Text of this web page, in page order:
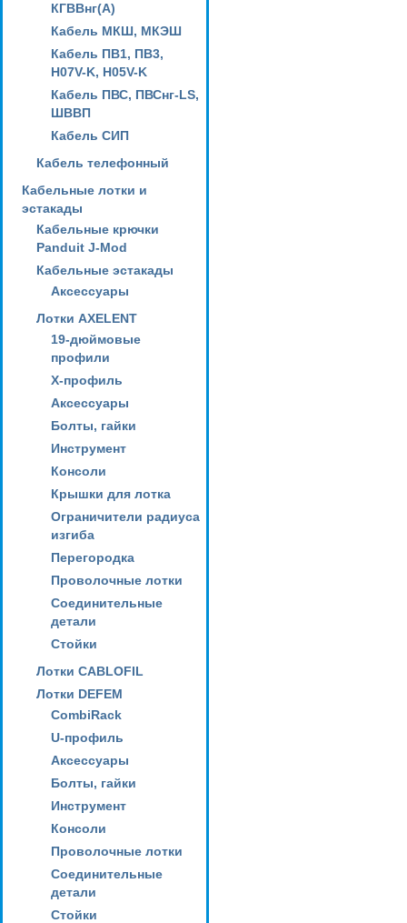
КГВВнг(А)
Кабель МКШ, МКЭШ
Кабель ПВ1, ПВ3,
H07V-K, H05V-K
Кабель ПВС, ПВСнг-LS,
ШВВП
Кабель СИП
Кабель телефонный
Кабельные лотки и
эстакады
Кабельные крючки
Panduit J-Mod
Кабельные эстакады
Аксессуары
Лотки AXELENT
19-дюймовые
профили
X-профиль
Аксессуары
Болты, гайки
Инструмент
Консоли
Крышки для лотка
Ограничители радиуса
изгиба
Перегородка
Проволочные лотки
Соединительные
детали
Стойки
Лотки CABLOFIL
Лотки DEFEM
CombiRack
U-профиль
Аксессуары
Болты, гайки
Инструмент
Консоли
Проволочные лотки
Соединительные
детали
Стойки